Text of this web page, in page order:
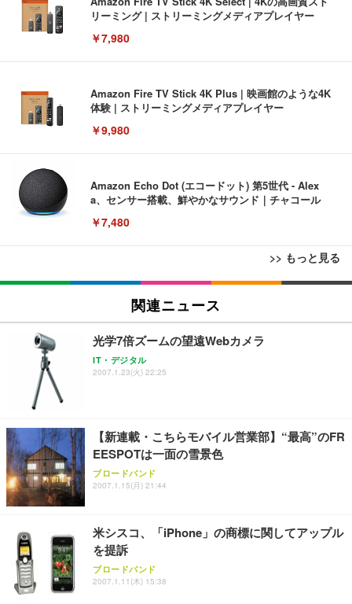
リーミング | ストリーミングメディアプレイヤー
￥7,980
Amazon Fire TV Stick 4K Plus | 映画館のような4K
体験 | ストリーミングメディアプレイヤー
￥9,980
Amazon Echo Dot (エコードット) 第5世代 - Alex
a、センサー搭載、鮮やかなサウンド｜チャコール
￥7,480
>> もっと見る
[EdoErgo] オフィスチェア 椅子 テレワーク 疲れな
い 跳ね上げ式アームレスト コンパクト 約105度ロッ
キング pc 事務椅子 360度回転 座面昇降 強化ナイロ
ン樹脂ベース 通気性メッシュ 在宅ワーク H-WY01
(黒網+黒枠+黒足)
￥5,699
Sezlife オフィスチェア デスクチェア 疲れない テレ
ワーク チェア 強化バックレスト 30度ロッキング機
ョン PCチェア 通気性メッシュ ゲーミング/勉強/事
務用 おしゃれ パソコンチェア (ブラック)
￥7,680
Sezlife オフィスチェア デスクチェア 疲れない テレ
ワーク チェア 強化バックレスト 30度ロッキング機
EIZO ビジネス向けプレミアムモニター | FlexScan
EV3240X-WT | 31.5型4K UHD・USB Type-C・ホワ
￥105,595
EIZO ビジネス向けプレミアムモニター | FlexScan
￥109,572
【純正品】27"ゲーミングモニター DualSense 充電
フック付き（CFI-ZDM1J）
【整備済み品】Dell E2724HS 27インチ 液晶モニタ
ー フルHD（1920×1080）VA 非光沢 HDMI/DisplayP
Amazonベーシック ペットシーツ 薄型 レギュラー 1
回使い捨て 無香料 ホワイト 300枚
￥3,373
ネオ・ルーライフ ネオ・オムツ L 中型犬用 26枚入
Smart Basic(スマートベーシック) 【Amazon.co.jp
限定】 Smart Basic アイリスオーヤマ ペットシーツ
関連ニュース
光学7倍ズームの望遠Webカメラ
IT・デジタル
2007.1.23(火) 22:25
【新連載・こちらモバイル営業部】“最高”のFR
EESPOTは一面の雪景色
ブロードバンド
2007.1.15(月) 21:44
米シスコ、「iPhone」の商標に関してアップル
を提訴
ブロードバンド
2007.1.11(木) 15:38